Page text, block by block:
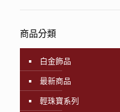
商品分類
白金飾品
最新商品
輕珠寶系列